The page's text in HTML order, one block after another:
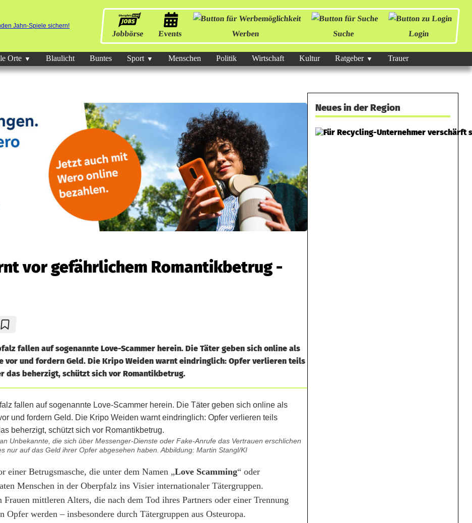
Jobbörse Events Werben Suche Login
Orte Blaulicht Buntes Sport Menschen Politik Wirtschaft Kultur Ratgeber Trauer
vor gefährlichem Romantikbetrug -
fallen auf sogenannte Love-Scammer herein. Die Täter geben sich online als
vor und fordern Geld. Die Kripo Weiden warnt eindringlich: Opfer verlieren teils
das beherzigt, schützt sich vor Romantikbetrug.
Unbekannte, die sich über Messenger-Dienste oder Fake-Anrufe das Vertrauen erschlichen
nur auf das Geld ihrer Opfer abgesehen haben. Abbildung: Martin Stangl/KI
Betrugsmasche, die unter dem Namen „Love Scamming“ oder
Menschen in der Oberpfalz ins Visier internationaler Tätergruppen.
mittleren Alters, die nach dem Tod ihres Partners oder einer Trennung
werden – insbesondere durch Tätergruppen aus Osteuropa.
Neues in der Region